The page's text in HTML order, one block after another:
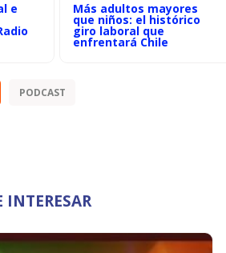
e Más adultos mayores
que niños: el histórico
giro laboral que
enfrentará Chile
PODCAST
INTERESAR